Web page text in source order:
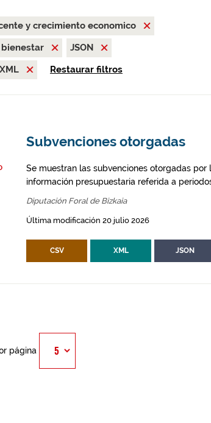
y crecimiento economico
JSON
XML Restaurar filtros
Subvenciones otorgadas
Se muestran las subvenciones otorgadas
información presupuestaria referida a
Diputación Foral de Bizkaia
Última modificación 20 julio 2026
CSV XML JSON
página